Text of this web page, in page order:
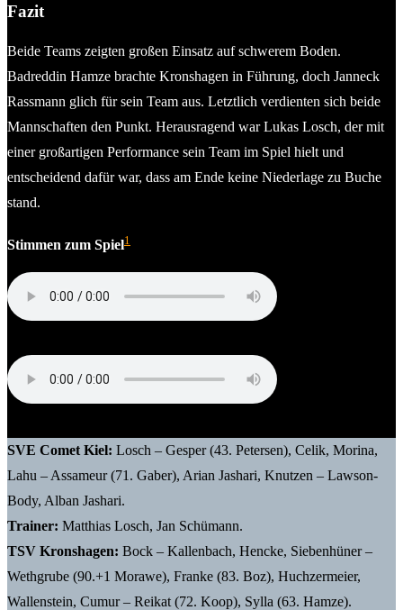
Fazit
Beide Teams zeigten großen Einsatz auf schwerem Boden.
Badreddin Hamze brachte Kronshagen in Führung, doch Janneck
Rassmann glich für sein Team aus. Letztlich verdienten sich beide
Mannschaften den Punkt. Herausragend war Lukas Losch, der mit
einer großartigen Performance sein Team im Spiel hielt und
entscheidend dafür war, dass am Ende keine Niederlage zu Buche
stand.
Stimmen zum Spiel1
SVE Comet Kiel: Losch – Gesper (43. Petersen), Celik, Morina,
Lahu – Assameur (71. Gaber), Arian Jashari, Knutzen – Lawson-
Body, Alban Jashari.
Trainer: Matthias Losch, Jan Schümann.
TSV Kronshagen: Bock – Kallenbach, Hencke, Siebenhüner –
Wethgrube (90.+1 Morawe), Franke (83. Boz), Huchzermeier,
Wallenstein, Cumur – Reikat (72. Koop), Sylla (63. Hamze).